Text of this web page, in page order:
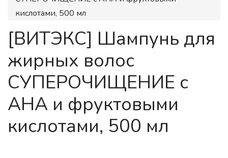
кислотами, 500 мл
[ВИТЭКС] Шампунь для
жирных волос
СУПЕРОЧИЩЕНИЕ с
АНА и фруктовыми
кислотами, 500 мл